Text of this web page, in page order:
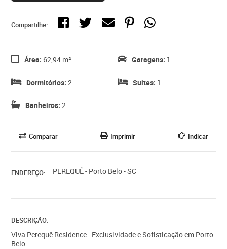
Compartilhe:
Área: 62,94 m²
Dormitórios: 2
Banheiros: 2
Garagens: 1
Suites: 1
Comparar Imprimir Indicar
ENDEREÇO: PEREQUÊ - Porto Belo - SC
DESCRIÇÃO:
Viva Perequê Residence - Exclusividade e Sofisticação em Porto
Belo